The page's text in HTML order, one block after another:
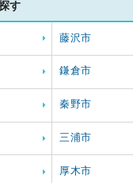
す
藤沢市
鎌倉市
秦野市
三浦市
厚木市